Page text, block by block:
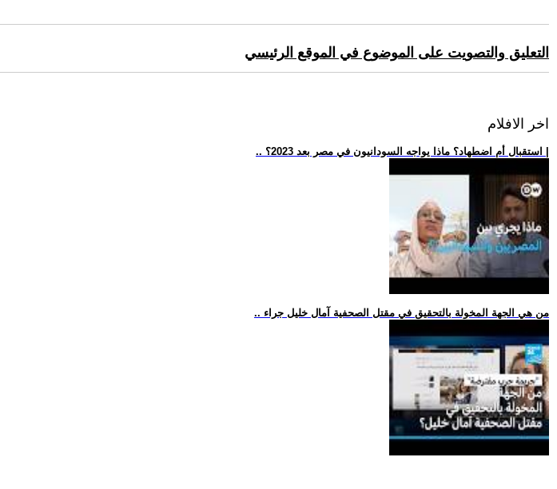
التعليق والتصويت على الموضوع في الموقع الرئيسي
اخر الافلام
.. من هي الجهة المخولة بالتحقيق في مقتل الصحفية آمال خليل جراء